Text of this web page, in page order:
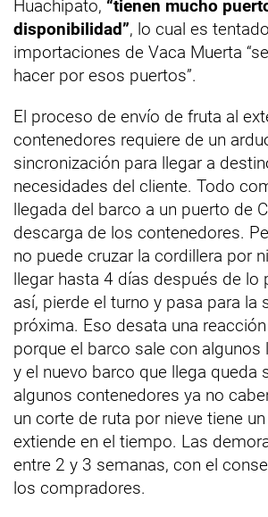
Huachipato, “tienen mucho
disponibilidad”, lo cual es
importaciones de Vaca Muerta
hacer por esos puertos”.
El proceso de envío de fruta al
contenedores requiere de un
sincronización para llegar a
necesidades del cliente. Todo
llegada del barco a un puerto de
descarga de los contenedores.
no puede cruzar la cordillera por
llegar hasta 4 días después de lo
así, pierde el turno y pasa para la
próxima. Eso desata una
porque el barco sale con algunos
y el nuevo barco que llega queda
algunos contenedores ya no
un corte de ruta por nieve tiene
extiende en el tiempo. Las
entre 2 y 3 semanas, con el
los compradores.